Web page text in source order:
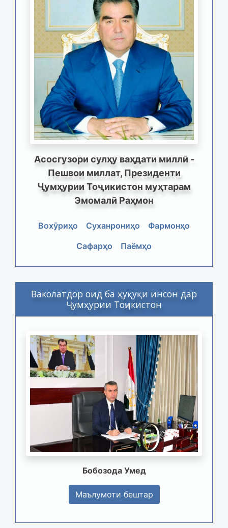
Асосгузори сулҳу ваҳдати миллӣ -
Пешвои миллат, Президенти
Ҷумҳурии Тоҷикистон муҳтарам
Эмомалӣ Раҳмон
Вохӯриҳо Суханрониҳо
Фармонҳо
Сафарҳо
Паёмҳо
Ваколатдор оид ба ҳуқуқи инсон дар
Ҷумҳурии Тоҷикистон
Бобозода Умед
Маълумоти бештар